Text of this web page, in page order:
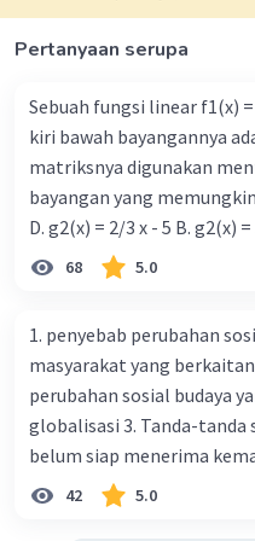
menggunakan
y = 7 - z
yang sesuai. Mari
Jika z = 0: y = 7 - 0 y
Jika z = 1: y = 7 - 1 y
Jika z = 2: y = 7 - 2 y =
Jadi, terdapat
mungkin:
Jika z = 1, maka
Jika z = 2, maka
Himpunan
{(2/3, 7, 0), (2/3, 6,
Beri Rating
Pertanyaan serupa
Sebuah fungsi linear f1(x)
kiri bawah bayangannya
matriksnya digunakan
bayangan yang
D. g2(x) = 2/3 x - 5 B. g2(x) = 3/2 x - 5 E. g2(x) = 2/3 x - 4 C.
g{2}(x) = 3/2 x + 5
68 5.0
1. penyebab perubahan
masyarakat yang
perubahan sosial budaya
globalisasi 3. Tanda-
belum siap menerima
modernisasi dalam
Kegiatan manusia di
42 5.0